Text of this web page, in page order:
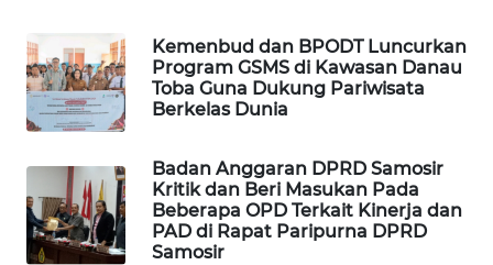
Kemenbud dan BPODT Luncurkan
Program GSMS di Kawasan Danau
Toba Guna Dukung Pariwisata
Berkelas Dunia
Badan Anggaran DPRD Samosir
Kritik dan Beri Masukan Pada
Beberapa OPD Terkait Kinerja dan
PAD di Rapat Paripurna DPRD
Samosir
JURNAL
MARITIM
HUMBANG
GARONGGANG
NEWS